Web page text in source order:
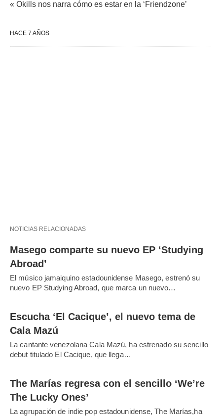
« Okills nos narra cómo es estar en la ‘Friendzone’
HACE 7 AÑOS
NOTICIAS RELACIONADAS
Masego comparte su nuevo EP ‘Studying
Abroad’
El músico jamaiquino estadounidense Masego, estrenó su
nuevo EP Studying Abroad, que marca un nuevo…
Escucha ‘El Cacique’, el nuevo tema de
Cala Mazú
La cantante venezolana Cala Mazú, ha estrenado su sencillo
debut titulado El Cacique, que llega…
The Marías regresa con el sencillo ‘We’re
The Lucky Ones’
La agrupación de indie pop estadounidense, The Marías,ha